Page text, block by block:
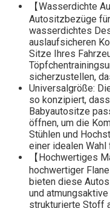
【Wasserdichte
Autositzbezüge
wasserdichtes
auslaufsicheren
Sitze Ihres
sicherzustellen,
Universalgröße:
so konzipiert,
Babyautositze
öffnen, um die
Stühlen und
einer idealen Wahl
【Hochwertiges
hochwertiger
bieten diese
und
strukturierte Stoff